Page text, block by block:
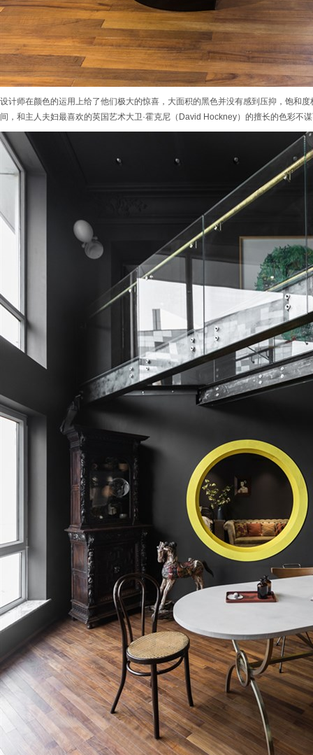
设计师在颜色的运用上给了他们极大的惊喜，大面积的黑色并没有感到压抑，饱和
间，和主人夫妇最喜欢的英国艺术大卫·霍克尼（David Hockney）的擅长的色彩不